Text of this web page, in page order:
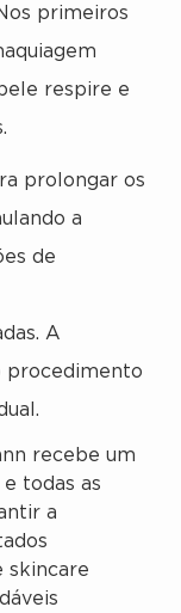
primeiros
respire e
prolongar os
a
de
A
procedimento
recebe um
todas as
a
skincare